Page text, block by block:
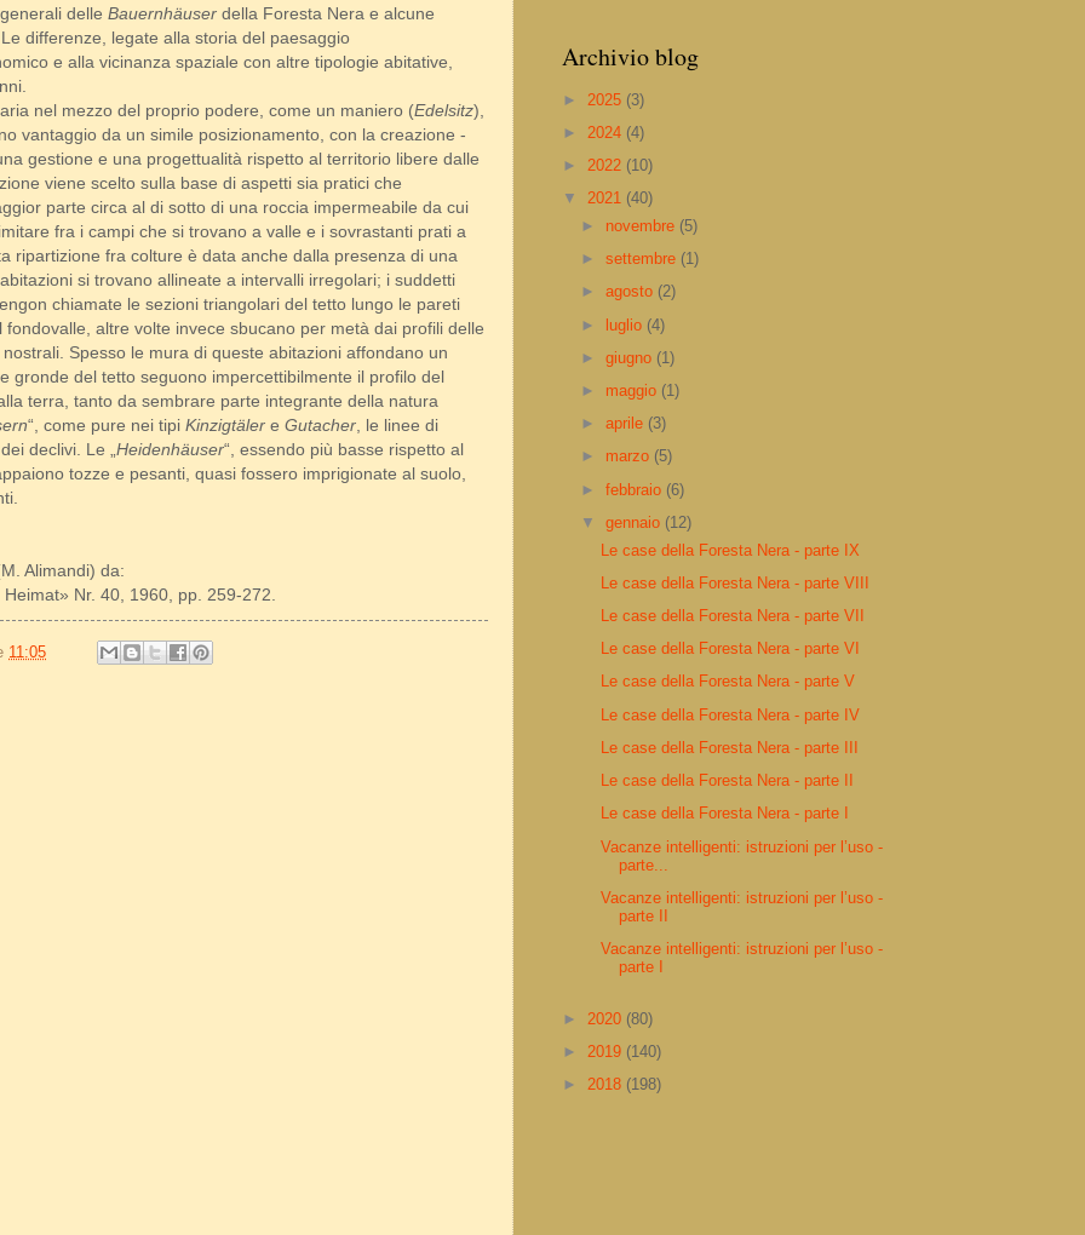
delle Bauernhäuser della Foresta Nera e alcune
differenze, legate alla storia del paesaggio
e alla vicinanza spaziale con altre tipologie abitative,
nel mezzo del proprio podere, come un maniero (Edelsitz),
vantaggio da un simile posizionamento, con la creazione -
gestione e una progettualità rispetto al territorio libere dalle
viene scelto sulla base di aspetti sia pratici che
parte circa al di sotto di una roccia impermeabile da cui
fra i campi che si trovano a valle e i sovrastanti prati a
ripartizione fra colture è data anche dalla presenza di una
si trovano allineate a intervalli irregolari; i suddetti
chiamate le sezioni triangolari del tetto lungo le pareti
altre volte invece sbucano per metà dai profili delle
Spesso le mura di queste abitazioni affondano un
gronde del tetto seguono impercettibilmente il profilo del
terra, tanto da sembrare parte integrante della natura
“, come pure nei tipi Kinzigtäler e Gutacher , le linee di
declivi. Le „ Heidenhäuser“, essendo più basse rispetto al
tozze e pesanti, quasi fossero imprigionate al suolo,
Alimandi) da:
Nr. 40, 1960, pp. 259-272.
11:05
Archivio blog
► 2025 (3)
► 2024 (4)
► 2022 (10)
▼ 2021 (40)
► novembre (5)
►settembre (1)
►agosto (2)
► luglio (4)
►giugno (1)
► maggio (1)
►aprile (3)
► marzo (5)
►febbraio (6)
▼gennaio (12)
Le case della Foresta Nera - parte IX
Le case della Foresta Nera - parte VIII
Le case della Foresta Nera - parte VII
Le case della Foresta Nera - parte VI
Le case della Foresta Nera - parte V
Le case della Foresta Nera - parte IV
Le case della Foresta Nera - parte III
Le case della Foresta Nera - parte II
Le case della Foresta Nera - parte I
Vacanze intelligenti: istruzioni per l’uso -
parte...
Vacanze intelligenti: istruzioni per l’uso -
parte II
Vacanze intelligenti: istruzioni per l’uso -
parte I
► 2020 (80)
► 2019 (140)
► 2018 (198)